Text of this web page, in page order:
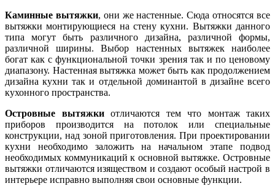
Каминные вытяжки, они же настенные. Сюда относятся все
вытяжки монтирующиеся на стену кухни. Вытяжки данного
типа могут быть различного дизайна, различной формы,
различной ширины. Выбор настенных вытяжек наиболее
богат как с функциональной точки зрения так и по ценовому
диапазону. Настенная вытяжка может быть как продолжением
дизайна кухни так и отдельной доминантой в дизайне всего
кухонного пространства.
Островные вытяжкиотличаются тем что монтаж таких
приборов производится на потолок или специальные
конструкции, над зоной приготовления. При проектировании
кухни необходимо заложить на начальном этапе подвод
необходимых коммуникаций к основной вытяжке. Островные
вытяжки отличаются изяществом и создают особый настрой в
интерьере исправно выполняя свои основные функции.